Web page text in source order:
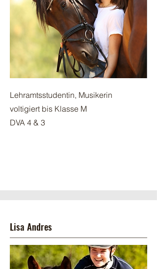
Lehramtsstudentin, Musikerin
voltigiert bis Klasse M
DVA 4 & 3
Lisa Andres